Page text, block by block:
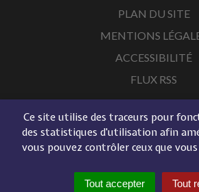
Ce site utilise des traceurs pour
des statistiques d'utilisation afin
vous pouvez contrôler ceux que
Tout accepter Tout
PLAN DU SITE
MENTIONS
ACCESSIBILITÉ
FLUX RSS